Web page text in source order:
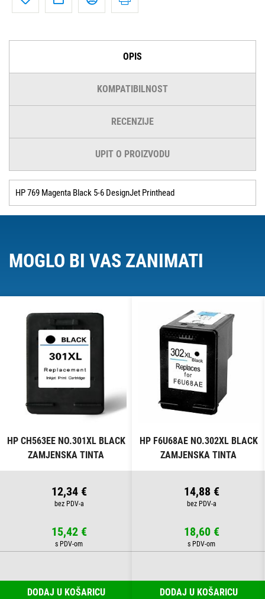
OPIS
KOMPATIBILNOST
RECENZIJE
UPIT O PROIZVODU
HP 769 Magenta Black 5-6 DesignJet Printhead
MOGLO BI VAS ZANIMATI
HP CH563EE NO.301XL BLACK
ZAMJENSKA TINTA
12,34 €
15,42 €
DODAJ U KOŠARICU
HP F6U68AE NO.302XL BLACK
ZAMJENSKA TINTA
14,88 €
18,60 €
DODAJ U KOŠARICU